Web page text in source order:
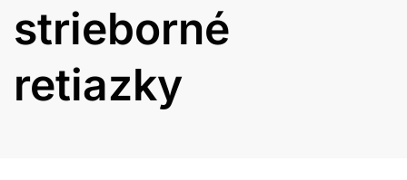
strieborné
retiazky